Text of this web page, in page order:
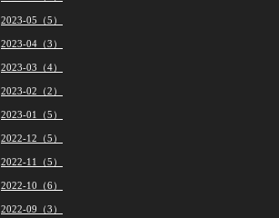
2023-05（5）
2023-04（3）
2023-03（4）
2023-02（2）
2023-01（5）
2022-12（5）
2022-11（5）
2022-10（6）
2022-09（3）